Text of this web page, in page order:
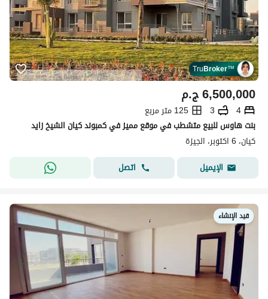
TruBroker™
ج.م6,500,000
4
3
125 متر مربع
بنت هاوس للبيع متشطب في موقع مميز في كمبوند كيان الشيخ زايد
كيان، 6 اكتوبر، الجيزة
الإيميل
اتصل
قيد الإنشاء